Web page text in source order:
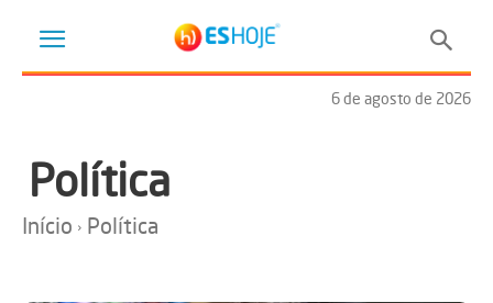
6 de agosto de 2026
Política
Início Política